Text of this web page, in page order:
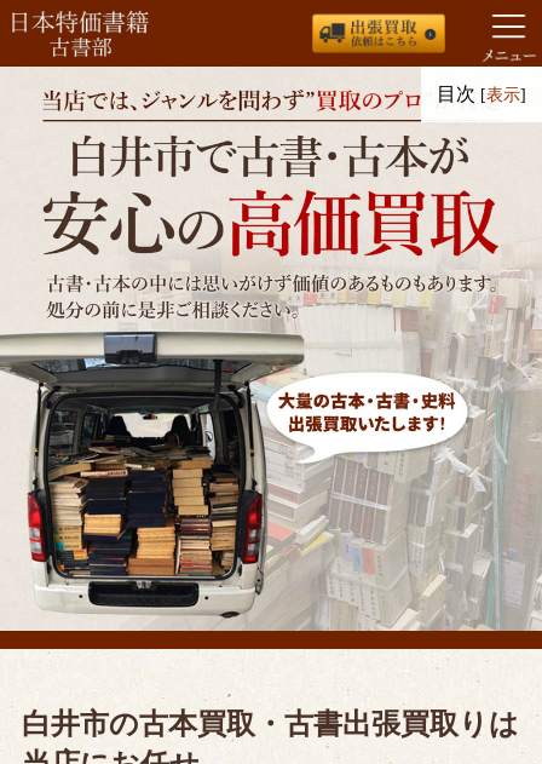
プ
目次 [表示]
白井市の古本買取・古書出張買取りは